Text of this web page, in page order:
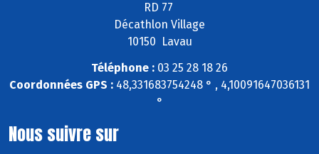
RD 77
Décathlon Village
10150 Lavau
Téléphone : 03 25 28 18 26
Coordonnées GPS : 48,331683754248 ° , 4,10091647036131
°
Nous suivre sur